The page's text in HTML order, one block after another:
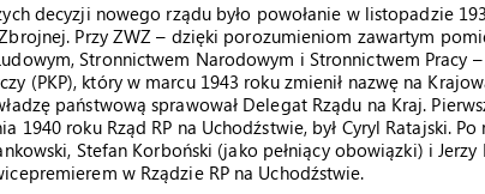
decyzji nowego rządu było powołanie w listopadzie
Przy ZWZ – dzięki porozumieniom zawartym
Stronnictwem Narodowym i Stronnictwem Pracy
(PKP), który w marcu 1943 roku zmienił nazwę na
państwową sprawował Delegat Rządu na Kraj.
1940 roku Rząd RP na Uchodźstwie, był Cyryl Ratajski.
Stefan Korboński (jako pełniący obowiązki) i
w Rządzie RP na Uchodźstwie.